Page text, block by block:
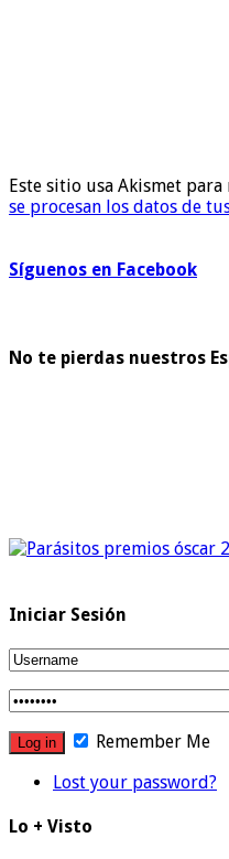
Este sitio usa Akismet
se procesan los datos de
Síguenos en Facebook
No te pierdas nuestros
Iniciar Sesión
Remember Me
Lost your password?
Lo + Visto